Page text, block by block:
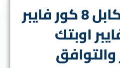
استخدامات كابل 8 كور فايبر
اوبتك